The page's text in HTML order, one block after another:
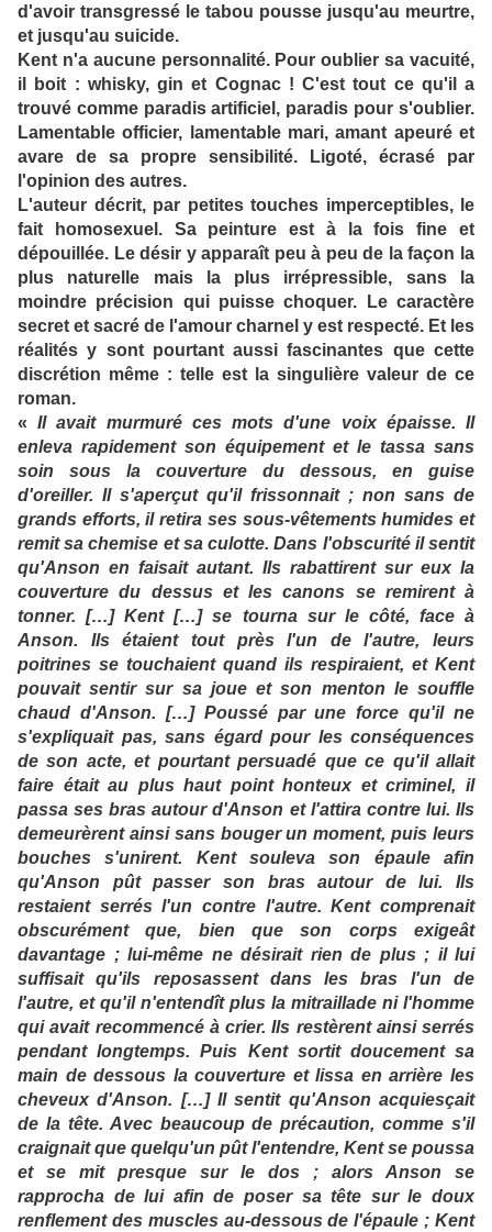
d'avoir transgressé le tabou pousse jusqu'au meurtre,
et jusqu'au suicide.
Kent n'a aucune personnalité. Pour oublier sa vacuité,
il boit : whisky, gin et Cognac ! C'est tout ce qu'il a
trouvé comme paradis artificiel, paradis pour s'oublier.
Lamentable officier, lamentable mari, amant apeuré et
avare de sa propre sensibilité. Ligoté, écrasé par
l'opinion des autres.
L'auteur décrit, par petites touches imperceptibles, le
fait homosexuel. Sa peinture est à la fois fine et
dépouillée. Le désir y apparaît peu à peu de la façon la
plus naturelle mais la plus irrépressible, sans la
moindre précision qui puisse choquer. Le caractère
secret et sacré de l'amour charnel y est respecté. Et les
réalités y sont pourtant aussi fascinantes que cette
discrétion même : telle est la singulière valeur de ce
roman.
«Il avait murmuré ces mots d'une voix épaisse. Il
enleva rapidement son équipement et le tassa sans
soin sous la couverture du dessous, en guise
d'oreiller. Il s'aperçut qu'il frissonnait ; non sans de
grands efforts, il retira ses sous-vêtements humides et
remit sa chemise et sa culotte. Dans l'obscurité il sentit
qu'Anson en faisait autant. Ils rabattirent sur eux la
couverture du dessus et les canons se remirent à
tonner. […] Kent […] se tourna sur le côté, face à
Anson. Ils étaient tout près l'un de l'autre, leurs
poitrines se touchaient quand ils respiraient, et Kent
pouvait sentir sur sa joue et son menton le souffle
chaud d'Anson. […] Poussé par une force qu'il ne
s'expliquait pas, sans égard pour les conséquences
de son acte, et pourtant persuadé que ce qu'il allait
faire était au plus haut point honteux et criminel, il
passa ses bras autour d'Anson et l'attira contre lui. Ils
demeurèrent ainsi sans bouger un moment, puis leurs
bouches s'unirent. Kent souleva son épaule afin
qu'Anson pût passer son bras autour de lui. Ils
restaient serrés l'un contre l'autre. Kent comprenait
obscurément que, bien que son corps exigeât
davantage ; lui-même ne désirait rien de plus ; il lui
suffisait qu'ils reposassent dans les bras l'un de
l'autre, et qu'il n'entendît plus la mitraillade ni l'homme
qui avait recommencé à crier. Ils restèrent ainsi serrés
pendant longtemps. Puis Kent sortit doucement sa
main de dessous la couverture et lissa en arrière les
cheveux d'Anson. […] Il sentit qu'Anson acquiesçait
de la tête. Avec beaucoup de précaution, comme s'il
craignait que quelqu'un pût l'entendre, Kent se poussa
et se mit presque sur le dos ; alors Anson se
rapprocha de lui afin de poser sa tête sur le doux
renflement des muscles au-dessous de l'épaule ; Kent